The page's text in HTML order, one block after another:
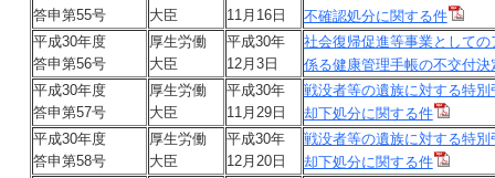
答申第55号
大臣
11月16日
不確認処分に関する件
平成30年度
答申第56号
厚生労働
大臣
平成30年
12月3日
社会復帰促進等事業として
係る健康管理手帳の不交付決
平成30年度
答申第57号
厚生労働
大臣
平成30年
11月29日
戦没者等の遺族に対する特別
却下処分に関する件
平成30年度
答申第58号
厚生労働
大臣
平成30年
12月20日
戦没者等の遺族に対する特別
却下処分に関する件